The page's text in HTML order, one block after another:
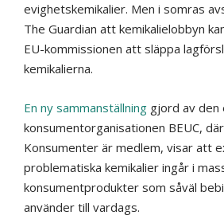
evighetskemikalier. Men i somras
The Guardian att kemikalielobbyn
EU-kommissionen att släppa
kemikalierna.
En ny sammanställning gjord av den
konsumentorganisationen BEUC,
Konsumenter är medlem, visar att
problematiska kemikalier ingår i
konsumentprodukter som såväl
använder till vardags.